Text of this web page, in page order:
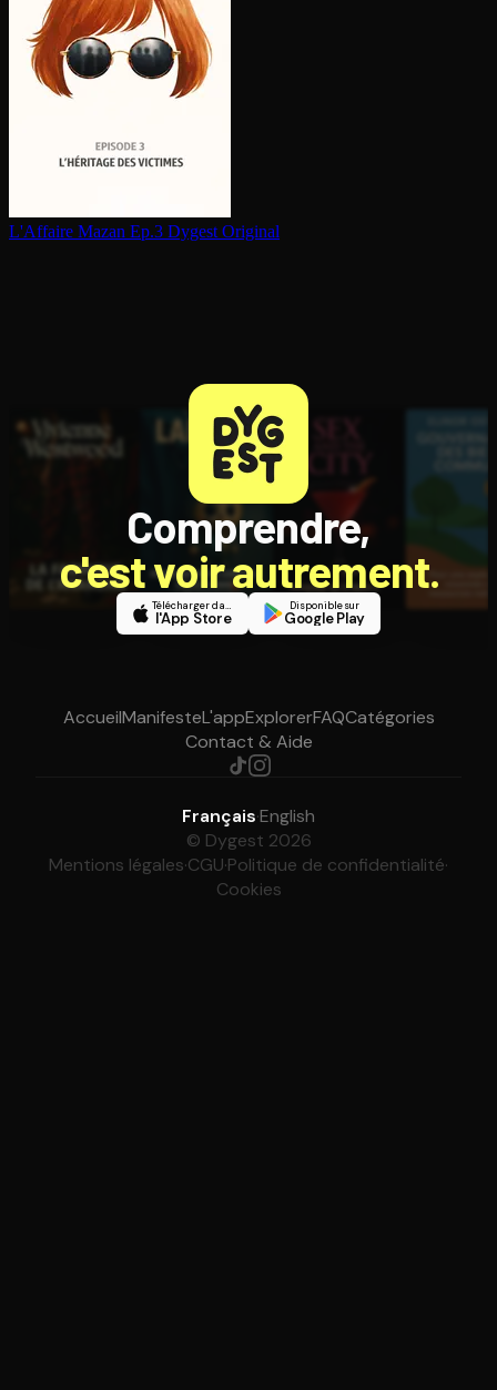
L'Affaire Mazan Ep.3 Dygest Original
Comprendre,
c'est voir autrement.
Télécharger dans
l'App Store
Disponible sur
Google Play
AccueilManifesteL'appExplorerFAQCatégories
Contact & Aide
Français·English
© Dygest 2026
Mentions légales·CGU·Politique de confidentialité·
Cookies